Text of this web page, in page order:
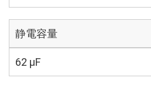
静電容量
62 µF